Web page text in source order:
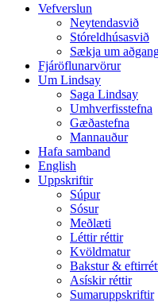
Vefverslun
Neytendasvið
Stóreldhúsasvið
Sækja um
Fjáröflunarvörur
Um Lindsay
Saga Lindsay
Umhverfisstefna
Gæðastefna
Mannauður
Hafa samband
English
Uppskriftir
Súpur
Sósur
Meðlæti
Léttir réttir
Kvöldmatur
Bakstur &
Asískir réttir
Sumaruppskriftir